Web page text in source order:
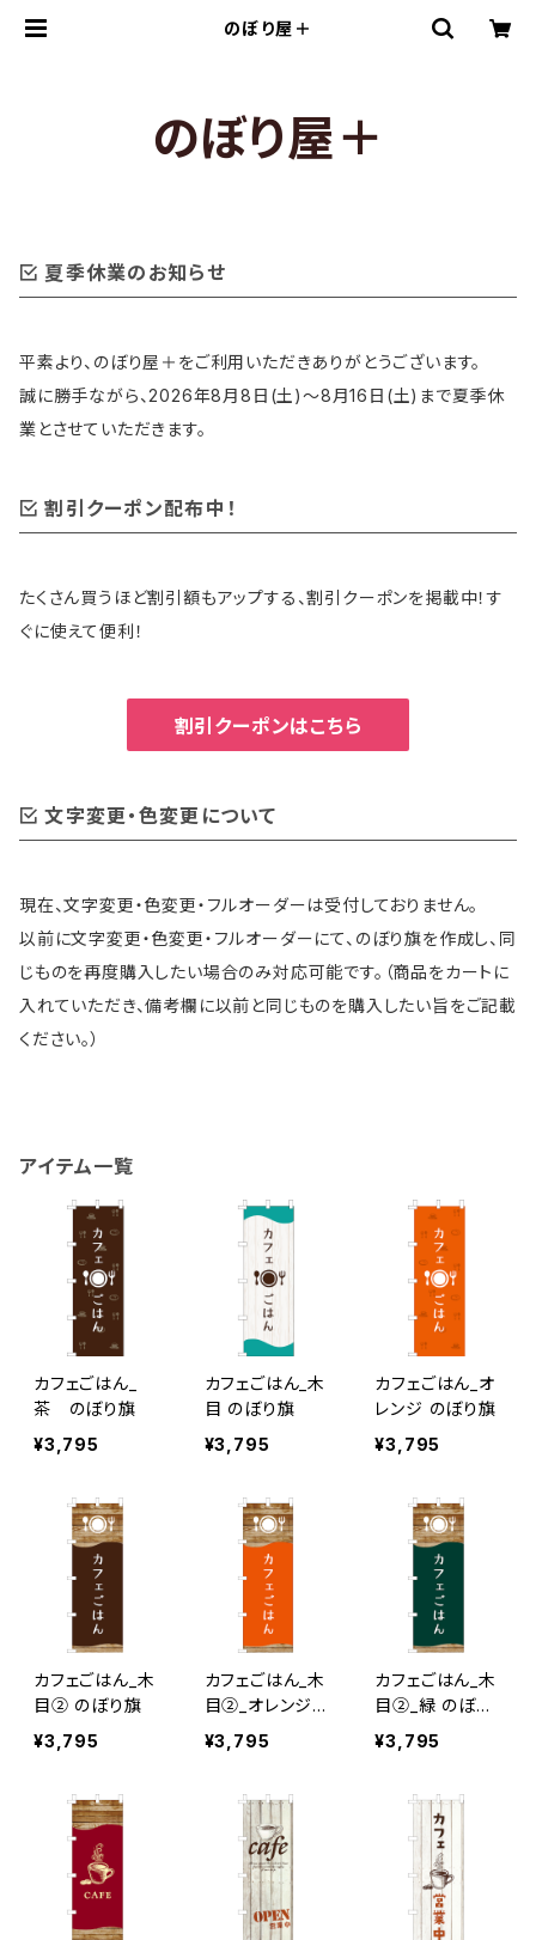
のぼり屋＋
のぼり屋＋
夏季休業のお知らせ
平素より、のぼり屋＋をご利用いただきありがとうございます。
誠に勝手ながら、2026年8月8日(土)〜8月16日(土)まで夏季休
業とさせていただきます。
割引クーポン配布中！
たくさん買うほど割引額もアップする、割引クーポンを掲載中！す
ぐに使えて便利！
割引クーポンはこちら
文字変更・色変更について
現在、文字変更・色変更・フルオーダーは受付しておりません。
以前に文字変更・色変更・フルオーダーにて、のぼり旗を作成し、同
じものを再度購入したい場合のみ対応可能です。（商品をカートに
入れていただき、備考欄に以前と同じものを購入したい旨をご記載
ください。）
アイテム一覧
カフェごはん_
茶 のぼり旗
¥3,795
カフェごはん_木
目 のぼり旗
¥3,795
カフェごはん_オ
レンジ のぼり旗
¥3,795
カフェごはん_木
目② のぼり旗
¥3,795
カフェごはん_木
目②_オレンジ
のぼり旗
¥3,795
カフェごはん_木
目②_緑 のぼり
旗
¥3,795